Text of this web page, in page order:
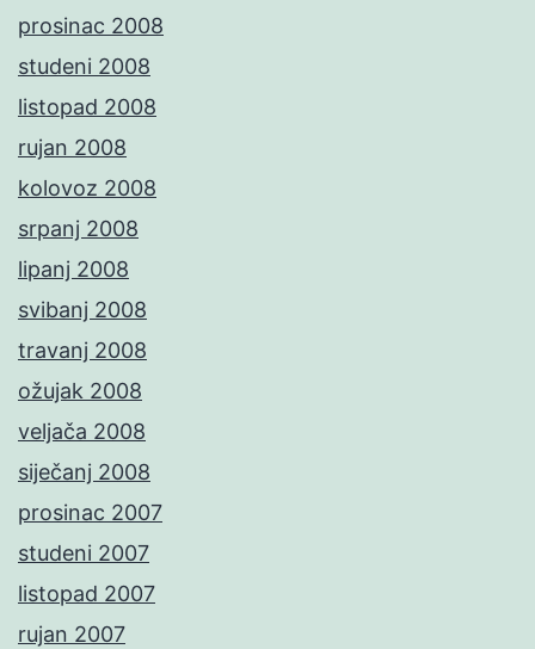
prosinac 2008
studeni 2008
listopad 2008
rujan 2008
kolovoz 2008
srpanj 2008
lipanj 2008
svibanj 2008
travanj 2008
ožujak 2008
veljača 2008
siječanj 2008
prosinac 2007
studeni 2007
listopad 2007
rujan 2007